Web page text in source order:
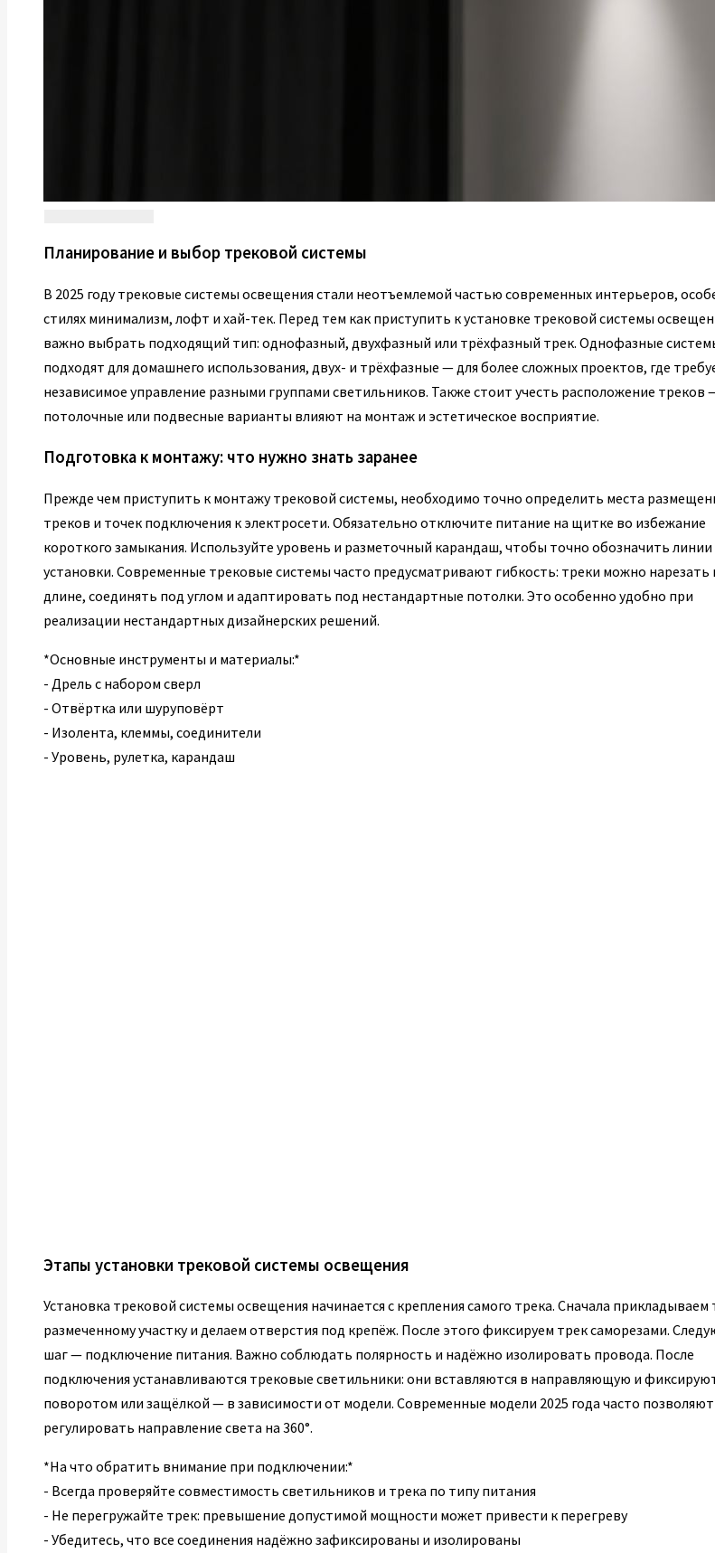
Планирование и выбор трековой системы
В 2025 году трековые системы освещения стали неотъемлемой частью современных интерьеров,
стилях минимализм, лофт и хай-тек. Перед тем как приступить к установке трековой системы
важно выбрать подходящий тип: однофазный, двухфазный или трёхфазный трек. Однофазные
подходят для домашнего использования, двух- и трёхфазные — для более сложных проектов, где
независимое управление разными группами светильников. Также стоит учесть расположение треков
потолочные или подвесные варианты влияют на монтаж и эстетическое восприятие.
Подготовка к монтажу: что нужно знать заранее
Прежде чем приступить к монтажу трековой системы, необходимо точно определить места
треков и точек подключения к электросети. Обязательно отключите питание на щитке во избежание
короткого замыкания. Используйте уровень и разметочный карандаш, чтобы точно обозначить линии
установки. Современные трековые системы часто предусматривают гибкость: треки можно нарезать
длине, соединять под углом и адаптировать под нестандартные потолки. Это особенно удобно при
реализации нестандартных дизайнерских решений.
*Основные инструменты и материалы:*
- Дрель с набором сверл
- Отвёртка или шуруповёрт
- Изолента, клеммы, соединители
- Уровень, рулетка, карандаш
Этапы установки трековой системы освещения
Установка трековой системы освещения начинается с крепления самого трека. Сначала прикладываем
размеченному участку и делаем отверстия под крепёж. После этого фиксируем трек саморезами.
шаг — подключение питания. Важно соблюдать полярность и надёжно изолировать провода. После
подключения устанавливаются трековые светильники: они вставляются в направляющую и
поворотом или защёлкой — в зависимости от модели. Современные модели 2025 года часто позволяют
регулировать направление света на 360°.
*На что обратить внимание при подключении:*
- Всегда проверяйте совместимость светильников и трека по типу питания
- Не перегружайте трек: превышение допустимой мощности может привести к перегреву
- Убедитесь, что все соединения надёжно зафиксированы и изолированы